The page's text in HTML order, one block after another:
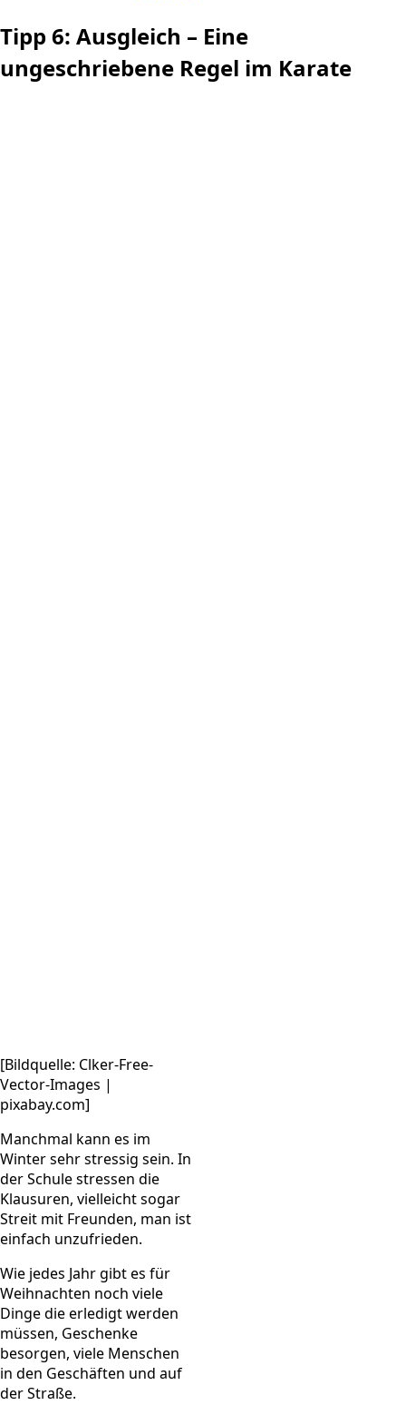
Tipp 6: Ausgleich – Eine
ungeschriebene Regel im Karate
[Bildquelle: Clker-Free-
Vector-Images |
pixabay.com]
Manchmal kann es im
Winter sehr stressig sein. In
der Schule stressen die
Klausuren, vielleicht sogar
Streit mit Freunden, man ist
einfach unzufrieden.
Wie jedes Jahr gibt es für
Weihnachten noch viele
Dinge die erledigt werden
müssen, Geschenke
besorgen, viele Menschen
in den Geschäften und auf
der Straße.